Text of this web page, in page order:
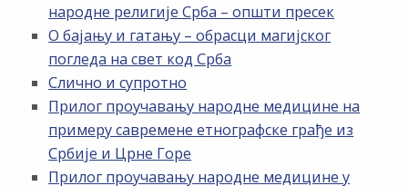
народне религије Срба – општи пресек
О бајању и гатању – обрасци магијског
погледа на свет код Срба
Слично и супротно
Прилог проучавању народне медицине на
примеру савремене етнографске грађе из
Србије и Црне Горе
Прилог проучавању народне медицине у